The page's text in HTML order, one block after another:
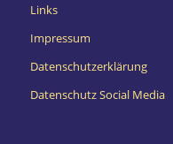
Links
Impressum
Datenschutzerklärung
Datenschutz Social Media